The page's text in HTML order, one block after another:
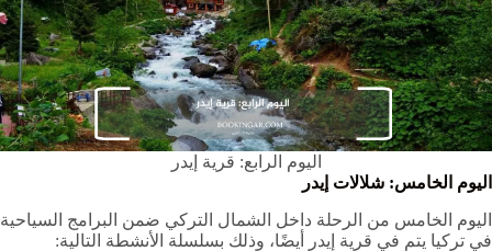
اليوم الرابع: قرية إيدر
اليوم الخامس: شلالات إيدر
اليوم الخامس من الرحلة داخل الشمال التركي ضمن البرامج السياحية
في تركيا يتم في قرية إيدر أيضًا، وذلك بسلسلة الأنشطة التالية: